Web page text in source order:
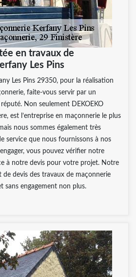
en travaux de
Les Pins
Les Pins 29350, pour la réalisation
faite-vous servir par un
Non seulement DEKOEKO
est l’entreprise en maçonnerie le plus
nous sommes également très
service que nous fournissons à nos
vous pouvez vérifier notre
à notre devis pour votre projet. Notre
de devis des travaux de maçonnerie
sans engagement non plus.